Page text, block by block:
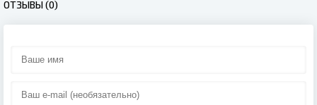
ОТЗЫВЫ (0)